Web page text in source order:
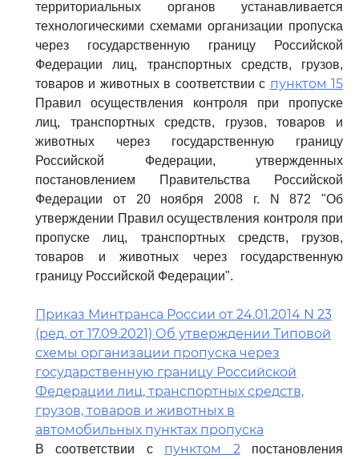
территориальных органов устанавливается
технологическими схемами организации пропуска
через государственную границу Российской
Федерации лиц, транспортных средств, грузов,
товаров и животных в соответствии с пунктом 15
Правил осуществления контроля при пропуске
лиц, транспортных средств, грузов, товаров и
животных через государственную границу
Российской Федерации, утвержденных
постановлением Правительства Российской
Федерации от 20 ноября 2008 г. N 872 "Об
утверждении Правил осуществления контроля при
пропуске лиц, транспортных средств, грузов,
товаров и животных через государственную
границу Российской Федерации".
Приказ Минтранса России от 24.01.2014 N 23
(ред. от 17.09.2021) Об утверждении Типовой
схемы организации пропуска через
государственную границу Российской
Федерации лиц, транспортных средств,
грузов, товаров и животных в
автомобильных пунктах пропуска
В соответствии с пунктом 2 постановления